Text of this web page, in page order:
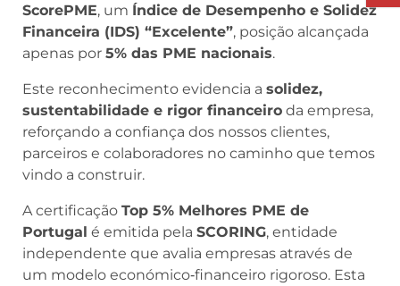
ScorePME, um Índice de Desempenho e Solidez
Financeira (IDS) “Excelente”, posição alcançada
apenas por 5% das PME nacionais.
Este reconhecimento evidencia a solidez,
sustentabilidade e rigor financeiro da empresa,
reforçando a confiança dos nossos clientes,
parceiros e colaboradores no caminho que temos
vindo a construir.
A certificação Top 5% Melhores PME de
Portugal é emitida pela SCORING, entidade
independente que avalia empresas através de
um modelo económico‑financeiro rigoroso. Esta